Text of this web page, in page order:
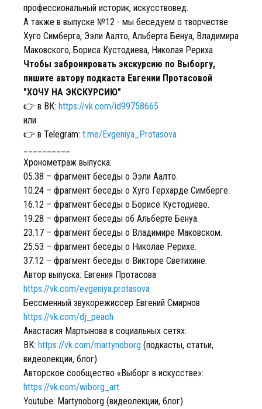
профессиональный историк, искусствовед.
А также в выпуске №12 - мы беседуем о творчестве
Хуго Симберга, Ээли Аалто, Альберта Бенуа, Владимира
Маковского, Бориса Кустодиева, Николая Рериха.
Чтобы забронировать экскурсию по Выборгу,
пишите автору подкаста Евгении Протасовой
"ХОЧУ НА ЭКСКУРСИЮ"
👉 в ВК: https://vk.com/id99758665
или
👉 в Telegram: t.me/Evgeniya_Protasova
Хронометраж выпуска:
05.38 – фрагмент беседы о Ээли Аалто.
10.24 – фрагмент беседы о Хуго Герхарде Симберге.
16.12 – фрагмент беседы о Борисе Кустодиеве.
19.28 – фрагмент беседы об Альберте Бенуа.
23.17 – фрагмент беседы о Владимире Маковском.
25.53 – фрагмент беседы о Николае Рерихе.
37.12 – фрагмент беседы о Викторе Светихине.
Автор выпуска: Евгения Протасова
https://vk.com/evgeniya.protasova
Бессменный звукорежиссер Евгений Смирнов
https://vk.com/dj_peach
Анастасия Мартынова в социальных сетях:
ВК: https://vk.com/martynoborg (подкасты, статьи,
видеолекции, блог)
Авторское сообщество «Выборг в искусстве»:
https://vk.com/wiborg_art
Youtube: Martynoborg (видеолекции, блог)